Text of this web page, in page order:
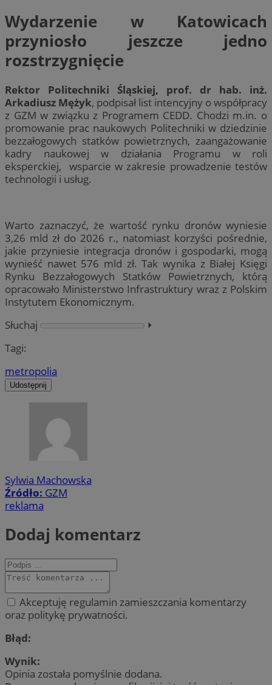
Wydarzenie w Katowicach
przyniosło jeszcze jedno
rozstrzygnięcie
Rektor Politechniki Śląskiej, prof. dr hab. inż.
Arkadiusz Mężyk, podpisał list intencyjny o współpracy
z GZM w związku z Programem CEDD. Chodzi m.in. o
promowanie prac naukowych Politechniki w dziedzinie
bezzałogowych statków powietrznych, zaangażowanie
kadry naukowej w działania Programu w roli
eksperckiej, wsparcie w zakresie prowadzenie testów
technologii i usług.
Warto zaznaczyć, że wartość rynku dronów wyniesie
3,26 mld zł do 2026 r., natomiast korzyści pośrednie,
jakie przyniesie integracja dronów i gospodarki, mogą
wynieść nawet 576 mld zł. Tak wynika z Białej Księgi
Rynku Bezzałogowych Statków Powietrznych, którą
opracowało Ministerstwo Infrastruktury wraz z Polskim
Instytutem Ekonomicznym.
Słuchaj
⏵︎
Tagi:
metropolia
Udostępnij
Sylwia Machowska
Źródło: GZM
reklama
Dodaj komentarz
Akceptuję regulamin zamieszczania komentarzy
oraz politykę prywatności.
Błąd:
Wynik:
Opinia została pomyślnie dodana.